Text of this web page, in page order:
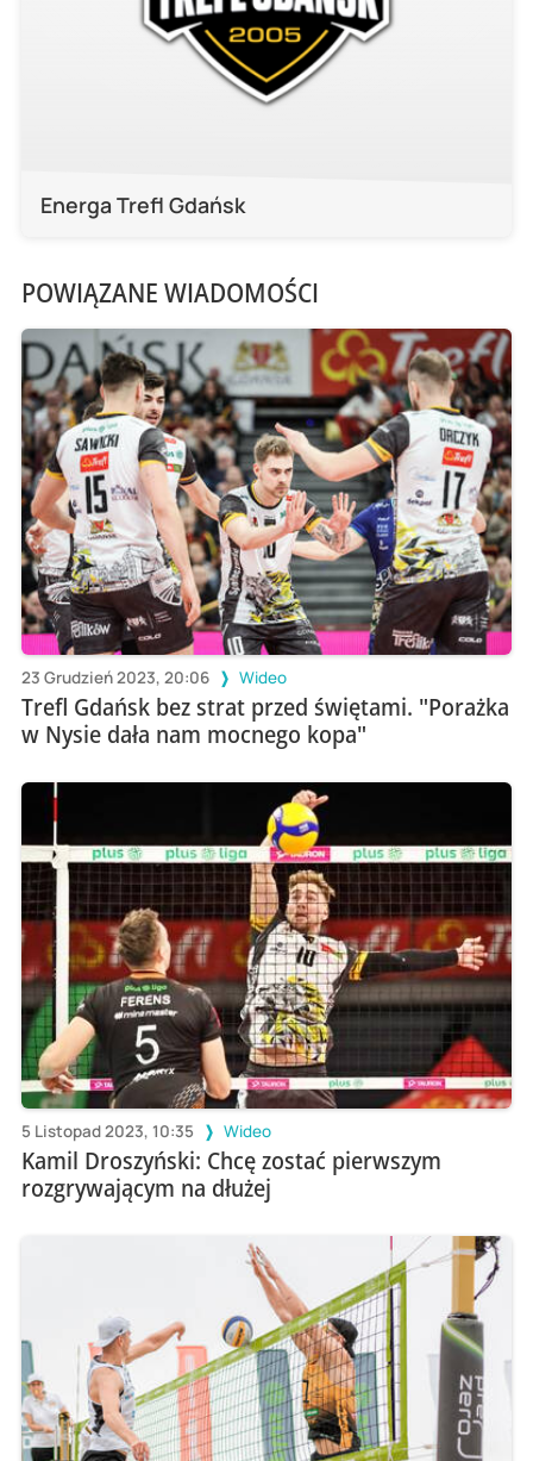
Energa Trefl Gdańsk
POWIĄZANE WIADOMOŚCI
23 Grudzień 2023, 20:06 Wideo
Trefl Gdańsk bez strat przed świętami. "Porażka
w Nysie dała nam mocnego kopa"
5 Listopad 2023, 10:35 Wideo
Kamil Droszyński: Chcę zostać pierwszym
rozgrywającym na dłużej